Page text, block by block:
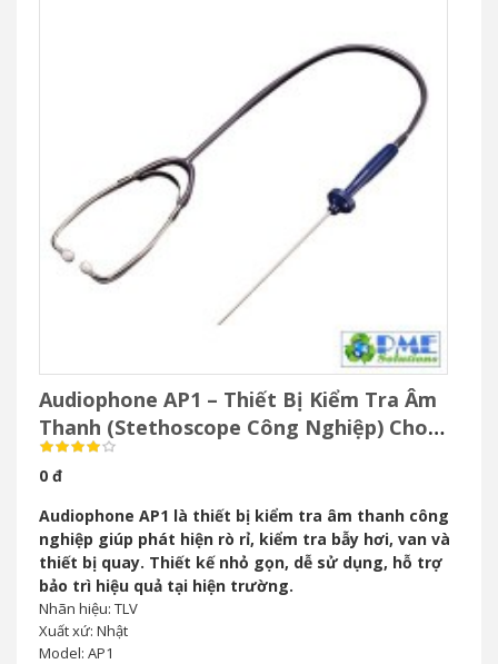
Audiophone AP1 – Thiết Bị Kiểm Tra Âm
Thanh (Stethoscope Công Nghiệp) Cho
Bảo Trì Công Nghiệp
0 đ
Audiophone AP1 là thiết bị kiểm tra âm thanh công
nghiệp giúp phát hiện rò rỉ, kiểm tra bẫy hơi, van và
thiết bị quay. Thiết kế nhỏ gọn, dễ sử dụng, hỗ trợ
bảo trì hiệu quả tại hiện trường.
Nhãn hiệu: TLV
Xuất xứ: Nhật
Model: AP1